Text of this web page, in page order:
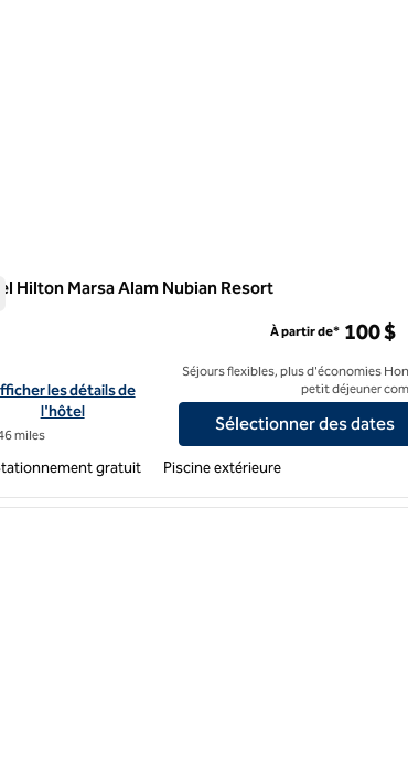
Hilton Marsa Alam Nubian Resort
les détails de l'hôtel Hilton Marsa Alam Nubian Resort
les détails de
l'hôtel
miles
À partir de* 100 $
Séjours flexibles, plus d'économies
petit déjeuner
Sélectionner des dates
gratuit Piscine extérieure